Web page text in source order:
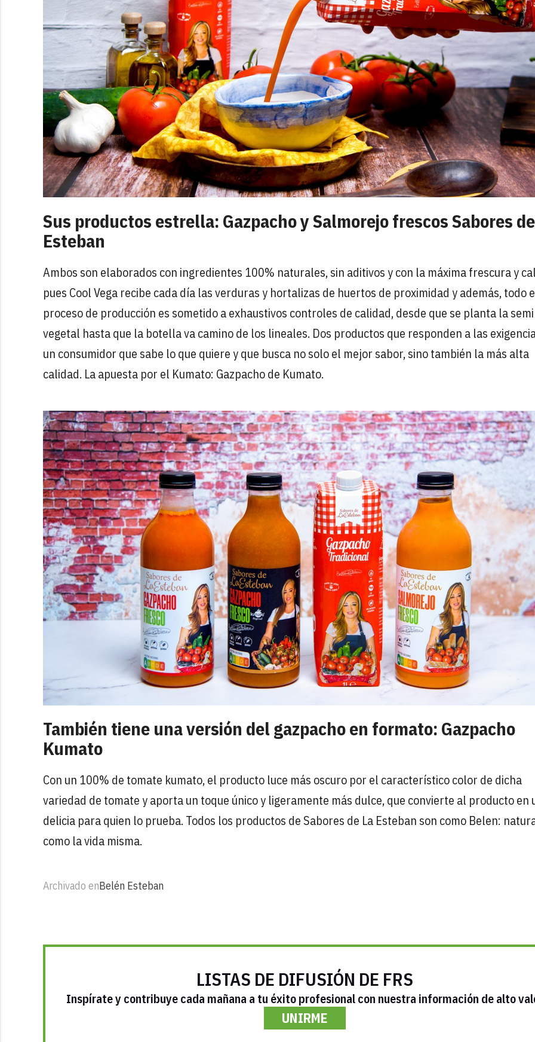
Sus productos estrella: Gazpacho y Salmorejo frescos Sabores
Esteban
Ambos son elaborados con ingredientes 100% naturales, sin aditivos y con la máxima frescura y
pues Cool Vega recibe cada día las verduras y hortalizas de huertos de proximidad y además, todo
proceso de producción es sometido a exhaustivos controles de calidad, desde que se planta la
vegetal hasta que la botella va camino de los lineales. Dos productos que responden a las
un consumidor que sabe lo que quiere y que busca no solo el mejor sabor, sino también la más alta
calidad. La apuesta por el Kumato: Gazpacho de Kumato.
También tiene una versión del gazpacho en formato: Gazpacho
Kumato
Con un 100% de tomate kumato, el producto luce más oscuro por el característico color de dicha
variedad de tomate y aporta un toque único y ligeramente más dulce, que convierte al producto en
delicia para quien lo prueba. Todos los productos de Sabores de La Esteban son como Belen:
como la vida misma.
Archivado enBelén Esteban
LISTAS DE DIFUSIÓN DE FRS
Inspírate y contribuye cada mañana a tu éxito profesional con nuestra información de alto
UNIRME